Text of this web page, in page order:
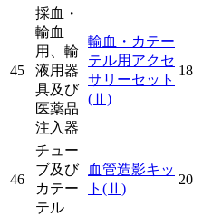
45
採血・
輸血
用、輸
液用器
具及び
医薬品
注入器
輸血・カテー
テル用アクセ
サリーセット
(Ⅱ)
18
46
チュー
ブ及び
カテー
テル
血管造影キッ
ト (Ⅱ)
20